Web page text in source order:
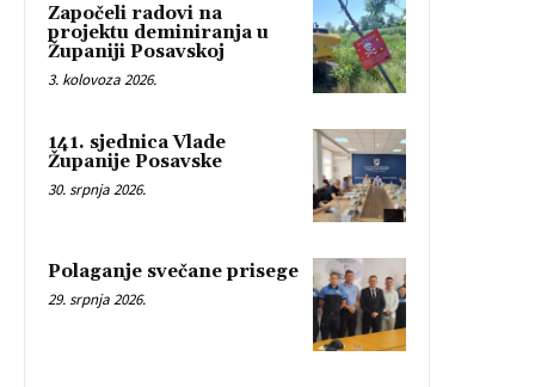
Započeli radovi na
projektu deminiranja u
Županiji Posavskoj
3. kolovoza 2026.
141. sjednica Vlade
Županije Posavske
30. srpnja 2026.
Polaganje svečane prisege
29. srpnja 2026.